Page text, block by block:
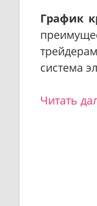
График
система
Читать